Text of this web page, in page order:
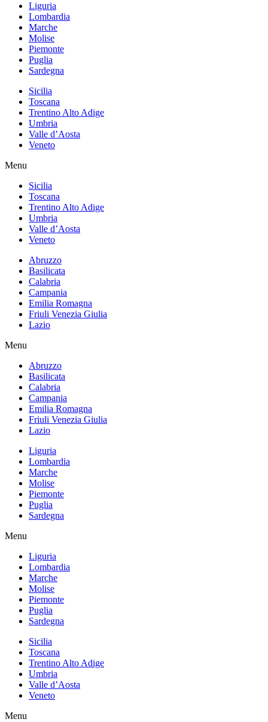
Liguria
Lombardia
Marche
Molise
Piemonte
Puglia
Sardegna
Sicilia
Toscana
Trentino Alto Adige
Umbria
Valle d’Aosta
Veneto
Menu
Sicilia
Toscana
Trentino Alto Adige
Umbria
Valle d’Aosta
Veneto
Abruzzo
Basilicata
Calabria
Campania
Emilia Romagna
Friuli Venezia Giulia
Lazio
Menu
Abruzzo
Basilicata
Calabria
Campania
Emilia Romagna
Friuli Venezia Giulia
Lazio
Liguria
Lombardia
Marche
Molise
Piemonte
Puglia
Sardegna
Menu
Liguria
Lombardia
Marche
Molise
Piemonte
Puglia
Sardegna
Sicilia
Toscana
Trentino Alto Adige
Umbria
Valle d’Aosta
Veneto
Menu